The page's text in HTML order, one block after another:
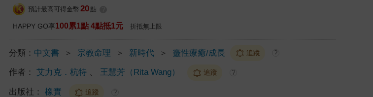
預計最高可得金幣 20 點
HAPPY GO享100累1點 4點抵1元 折抵無上限
分類： 中文書 ＞ 宗教命理 ＞ 新時代 ＞ 靈性療癒/成長 追蹤 ?
作者： 艾力克．杭特 王慧芳（Rita Wang） 追蹤 ?
出版社： 橡實 追蹤 ?